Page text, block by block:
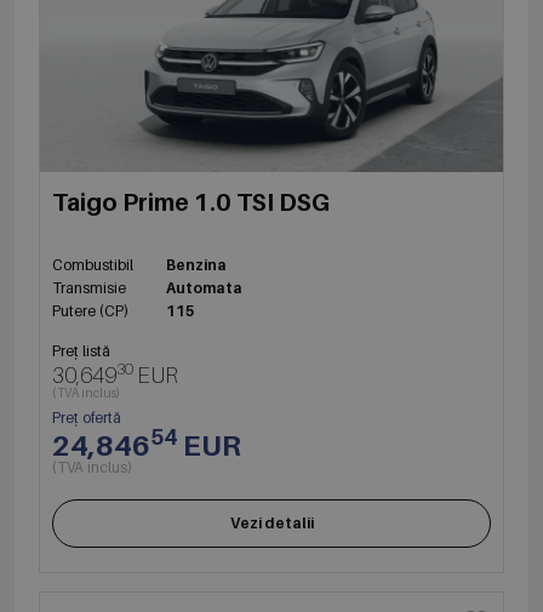
Taigo Prime 1.0 TSI DSG
Combustibil
Benzina
Transmisie
Automata
Putere (CP)
115
Preț listă
30,64930 EUR
(TVA inclus)
Preț ofertă
24,84654 EUR
(TVA inclus)
Vezi detalii